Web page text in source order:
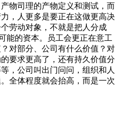
物司理的产物定义和测试，而
，人更多是要正在这做更高决
劳动对象，不就是把人分成
能的资本。员工会更正在意工
对部分、公司有什么价值？对
要求更高了，还有持久价值分
，公司叫出门问问，组织和人
全体程度就会抬高，而是一次